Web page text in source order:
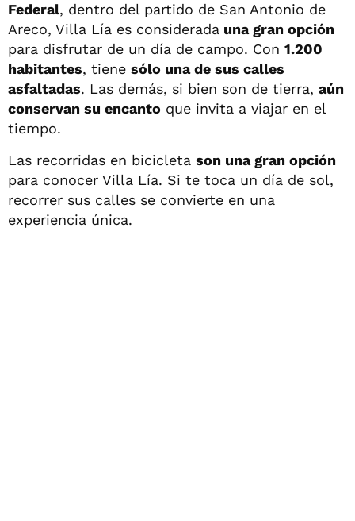
Federal, dentro del partido de San Antonio de
Areco, Villa Lía es considerada una gran opción
para disfrutar de un día de campo. Con 1.200
habitantes, tiene sólo una de sus calles
asfaltadas. Las demás, si bien son de tierra, aún
conservan su encanto que invita a viajar en el
tiempo.
Las recorridas en bicicleta son una gran opción
para conocer Villa Lía. Si te toca un día de sol,
recorrer sus calles se convierte en una
experiencia única.